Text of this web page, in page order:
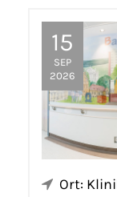
15
SEP
2026
Ort: